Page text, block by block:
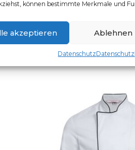
können bestimmte Merkmale und
akzeptieren Ablehnen
DatenschutzDatenschutz
Artikelnummer: